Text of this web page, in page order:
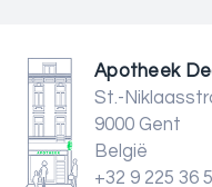
Apotheek
St.-
9000 Gent
België
+32 9 225 36